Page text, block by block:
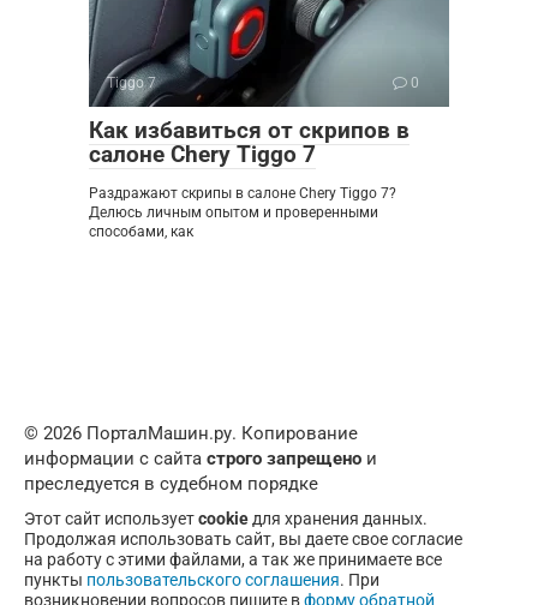
Tiggo 7 0
Как избавиться от скрипов в
салоне Chery Tiggo 7
Раздражают скрипы в салоне Chery Tiggo 7?
Делюсь личным опытом и проверенными
способами, как
© 2026 ПорталМашин.ру. Копирование
информации с сайта строго запрещено и
преследуется в судебном порядке
Этот сайт используетcookie для хранения данных.
Продолжая использовать сайт, вы даете свое согласие
на работу с этими файлами, а так же принимаете все
пункты пользовательского соглашения. При
возникновении вопросов пишите вформу обратной